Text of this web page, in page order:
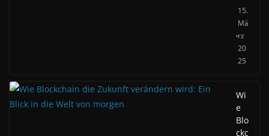
15.
Mä
rz
20
25
Wi
e
Blo
ckc